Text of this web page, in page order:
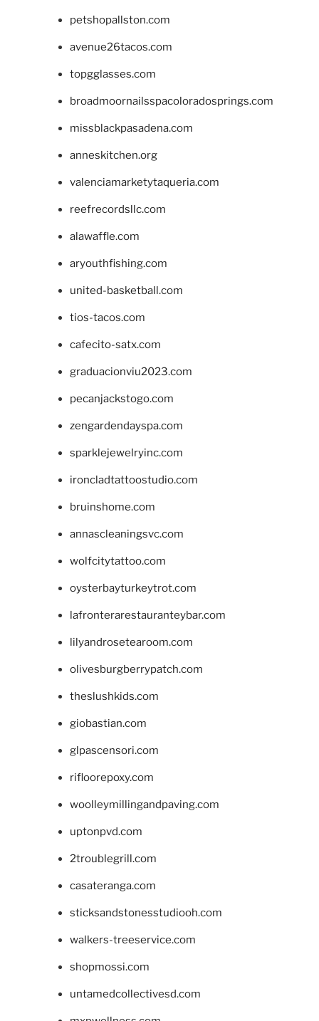
petshopallston.com
avenue26tacos.com
topgglasses.com
broadmoornailsspacoloradosprings.com
missblackpasadena.com
anneskitchen.org
valenciamarketytaqueria.com
reefrecordsllc.com
alawaffle.com
aryouthfishing.com
united-basketball.com
tios-tacos.com
cafecito-satx.com
graduacionviu2023.com
pecanjackstogo.com
zengardendayspa.com
sparklejewelryinc.com
ironcladtattoostudio.com
bruinshome.com
annascleaningsvc.com
wolfcitytattoo.com
oysterbayturkeytrot.com
lafronterarestauranteybar.com
lilyandrosetearoom.com
olivesburgberrypatch.com
theslushkids.com
giobastian.com
glpascensori.com
rifloorepoxy.com
woolleymillingandpaving.com
uptonpvd.com
2troublegrill.com
casateranga.com
sticksandstonesstudiooh.com
walkers-treeservice.com
shopmossi.com
untamedcollectivesd.com